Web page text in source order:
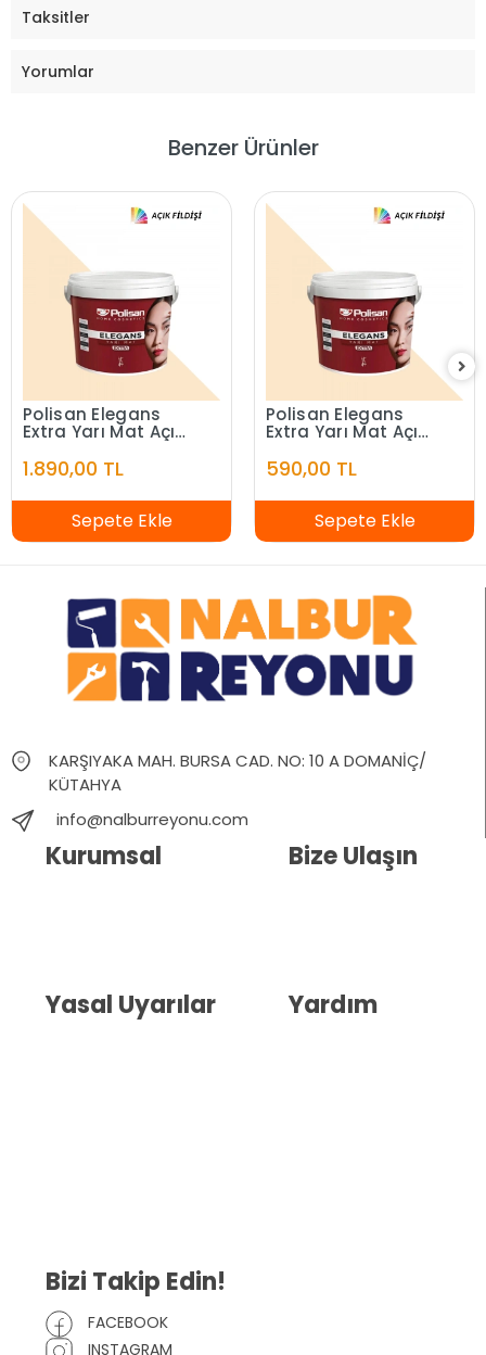
Taksitler
Yorumlar
Benzer Ürünler
Polisan Elegans
Extra Yarı Mat Açık
1.890,00 TL
Sepete Ekle
Polisan Elegans
Extra Yarı Mat Açık
590,00 TL
Sepete Ekle
KARŞIYAKA MAH. BURSA CAD. NO: 10 A DOMANİÇ/
KÜTAHYA
info@nalburreyonu.com
Kurumsal
Yasal Uyarılar
Bize Ulaşın
Yardım
Bizi Takip Edin!
FACEBOOK
INSTAGRAM